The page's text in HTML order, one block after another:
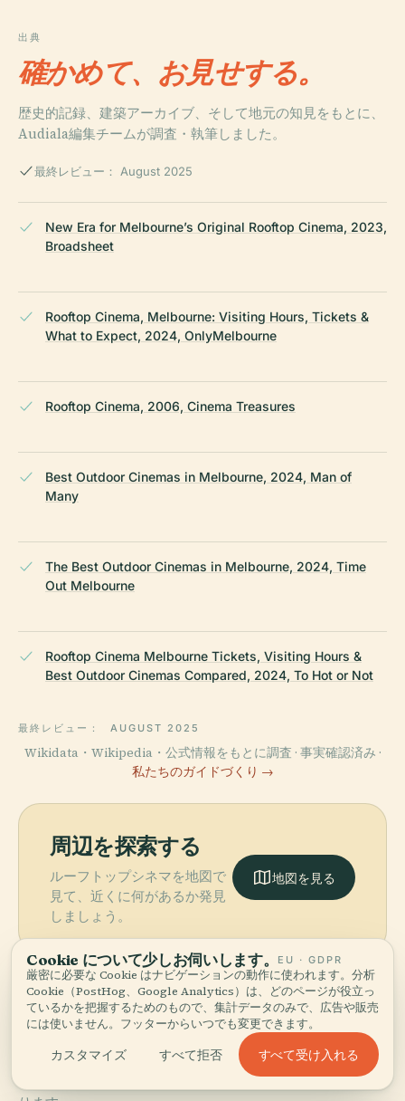
出典
確かめて、お見せする。
歴史的記録、建築アーカイブ、そして地元の知見をもとに、
Audiala編集チームが調査・執筆しました。
最終レビュー： August 2025
New Era for Melbourne’s Original Rooftop Cinema, 2023,
Broadsheet
Rooftop Cinema, Melbourne: Visiting Hours, Tickets &
What to Expect, 2024, OnlyMelbourne
Rooftop Cinema, 2006, Cinema Treasures
Best Outdoor Cinemas in Melbourne, 2024, Man of
Many
The Best Outdoor Cinemas in Melbourne, 2024, Time
Out Melbourne
Rooftop Cinema Melbourne Tickets, Visiting Hours &
Best Outdoor Cinemas Compared, 2024, To Hot or Not
最終レビュー： AUGUST 2025
Wikidata・Wikipedia・公式情報をもとに調査 · 事実確認済み ·
私たちのガイドづくり →
周辺を探索する
ルーフトップシネマを地図で
見て、近くに何があるか発見
しましょう。
地図を見る
More inメルボルン.
発見すべき98スポット — いくつかは組み合わせる価値があ
Cookie について少しお伺いします。 EU · GDPR
厳密に必要な Cookie はナビゲーションの動作に使われます。分析
Cookie（PostHog、Google Analytics）は、どのページが役立っ
ているかを把握するためのもので、集計データのみで、広告や販売
には使いません。フッターからいつでも変更できます。
カスタマイズ すべて拒否 すべて受け入れる